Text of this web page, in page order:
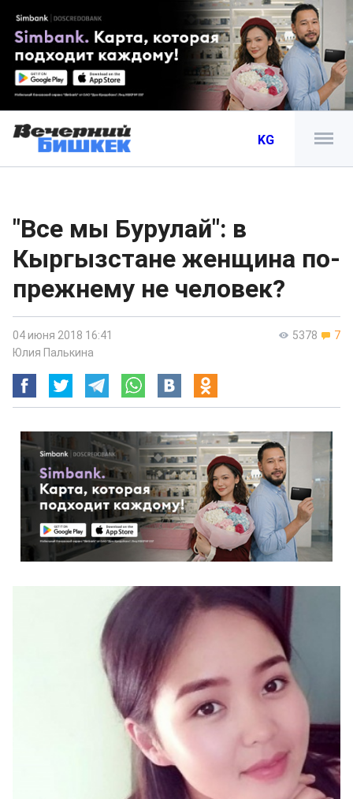
KG
"Все мы Бурулай": в
Кыргызстане женщина по-
прежнему не человек?
5378 7
04 июня 2018 16:41
Юлия Палькина